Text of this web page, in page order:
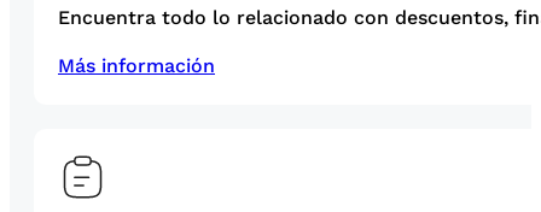
Encuentra todo lo relacionado con descuentos,
Más información